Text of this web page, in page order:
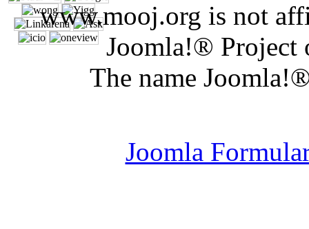
www.mooj.org is not
Joomla!® Project
The name
Joomla